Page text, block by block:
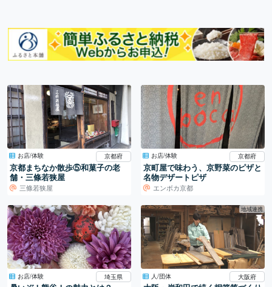
お店/体験 京都府
京都まちなか散歩⑤和菓子の老
舗・三條若狭屋
三條若狭屋
お店/体験 京都府
京町屋で味わう、京野菜のピザと
名物デザートピザ
エンボカ京都
お店/体験 埼玉県
地域連携
人/団体 大阪府